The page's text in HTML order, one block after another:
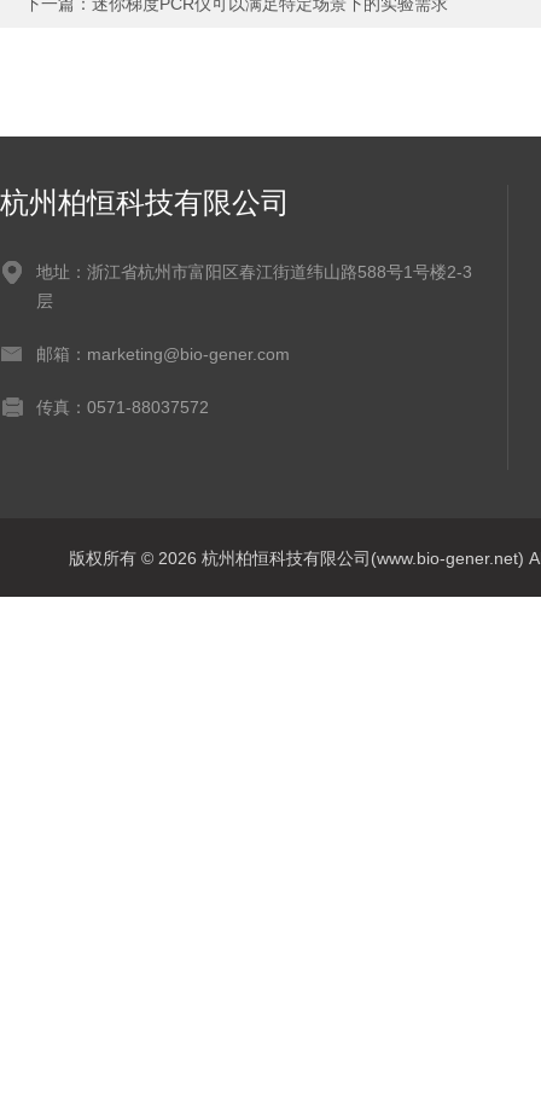
杭州柏恒科技有限公司
地址：浙江省杭州市富阳区春江街道纬山路588号1号楼2-3
层
邮箱：marketing@bio-gener.com
传真：0571-88037572
版权所有 © 2026 杭州柏恒科技有限公司(www.bio-